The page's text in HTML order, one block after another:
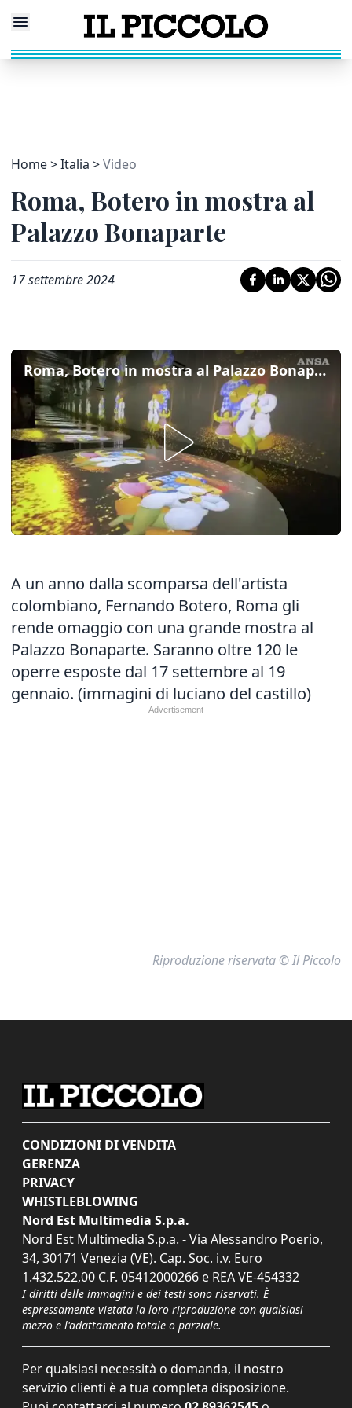
Home Italia Video
Roma, Botero in mostra al
Palazzo Bonaparte
17 settembre 2024
Roma, Botero in mostra al Palazzo Bonaparte
A un anno dalla scomparsa dell'artista
colombiano, Fernando Botero, Roma gli
rende omaggio con una grande mostra al
Palazzo Bonaparte. Saranno oltre 120 le
operre esposte dal 17 settembre al 19
gennaio. (immagini di luciano del castillo)
Riproduzione riservata © Il Piccolo
CONDIZIONI DI VENDITA
GERENZA
PRIVACY
WHISTLEBLOWING
Nord Est Multimedia S.p.a.
Nord Est Multimedia S.p.a. - Via Alessandro Poerio,
34, 30171 Venezia (VE). Cap. Soc. i.v. Euro
1.432.522,00 C.F. 05412000266 e REA VE-454332
I diritti delle immagini e dei testi sono riservati. È
espressamente vietata la loro riproduzione con qualsiasi
mezzo e l'adattamento totale o parziale.
Per qualsiasi necessità o domanda, il nostro
servizio clienti è a tua completa disposizione.